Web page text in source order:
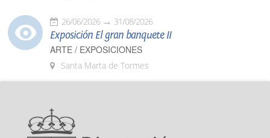
26/06/2026 31/08/2026
Exposición El gran banquete II
ARTE / EXPOSICIONES
Santa Marta de Tormes